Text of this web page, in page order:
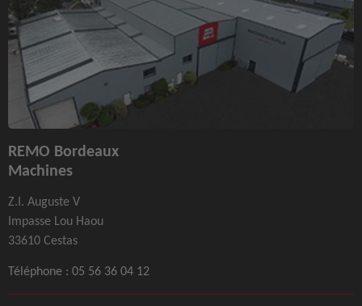
REMO Bordeaux
Machines
Z.I. Auguste V
Impasse Lou Haou
33610 Cestas
Téléphone : 05 56 36 04 12